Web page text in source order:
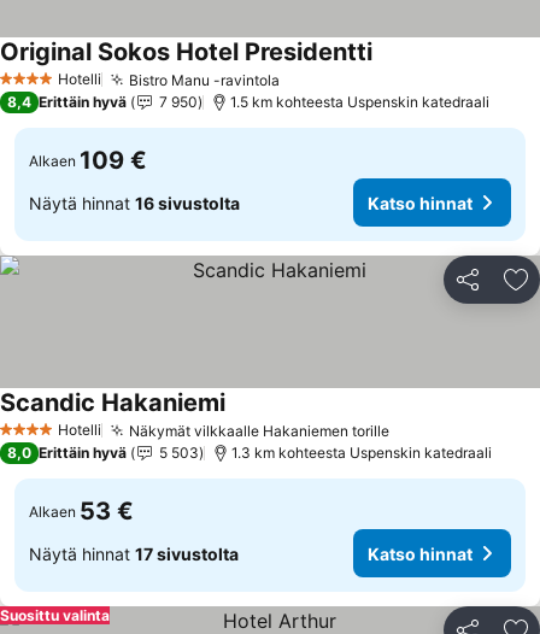
4 Tähtiluokitus
Hotelli Bistro Manu -ravintola
Original Sokos Hotel PresidenttiKatso hinnat
8,4 Erittäin hyvä 7 950 1.5 km kohteesta Uspenskin katedraali
Alkaen 109 €
Näytä hinnat 16 sivustolta Katso hinnat
Jaa
4 Tähtiluokitus
Hotelli Näkymät vilkkaalle Hakaniemen torilleKatso hinnat
Scandic HakaniemiKatso hinnat
8,0 Erittäin hyvä 5 503 1.3 km kohteesta Uspenskin katedraali
Alkaen 53 €
Näytä hinnat 17 sivustolta Katso hinnat
Suosittu valinta